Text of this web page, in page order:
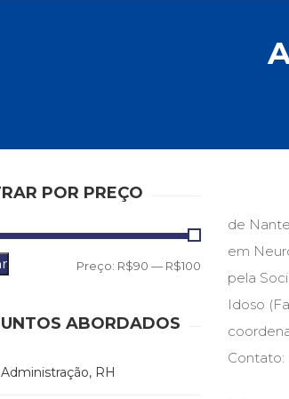
Culinária, Alimentação (14)
Gestalt-terapia (93)
PNL (Programação Neurolingüística) (41)
Publicidade, Propaganda e Marketing (33)
Relações Públicas e Comunicação Empresarial
Terapia Ocupacional (21)
de
em
pela
Idoso
Contato:
POR PREÇO
Preço
Preço
Preço: R$90 — R$100
ABORDADOS
Administração, RH